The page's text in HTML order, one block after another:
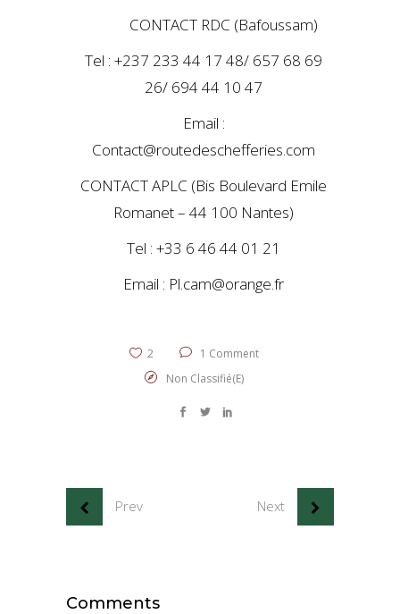
CONTACT RDC (Bafoussam)
Tel : +237 233 44 17 48/ 657 68 69
26/ 694 44 10 47
Email :
Contact@routedeschefferies.com
CONTACT APLC (Bis Boulevard Emile
Romanet – 44 100 Nantes)
Tel : +33 6 46 44 01 21
Email : Pl.cam@orange.fr
2
1 Comment
Non Classifié(e)
Prev Next
Comments